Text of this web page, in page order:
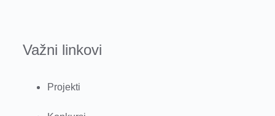
Važni linkovi
Projekti